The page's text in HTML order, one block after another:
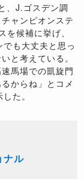
、J. ゴスデン調
ャンピオンステ
を候補に挙げ、
でも大丈夫と思っ
と考えている。
馬場での凱旋門
からね」とコメ
た。
ナル